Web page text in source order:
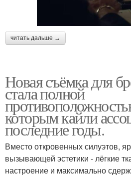
читать дальше →
Новая съёмка для
стала полной
которым кайли
последние годы.
Вместо откровенных силуэтов,
вызывающей эстетики - лёгкие
настроение и максимально